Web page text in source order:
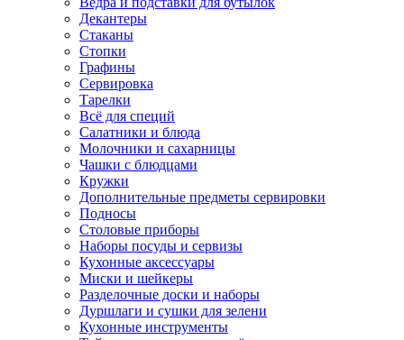
Декантеры
Стаканы
Стопки
Графины
Сервировка
Тарелки
Всё для специй
Салатники и блюда
Молочники и сахарницы
Чашки с блюдцами
Кружки
Дополнительные предметы сервировки
Подносы
Столовые приборы
Наборы посуды и сервизы
Кухонные аксессуары
Миски и шейкеры
Разделочные доски и наборы
Дуршлаги и сушки для зелени
Кухонные инструменты